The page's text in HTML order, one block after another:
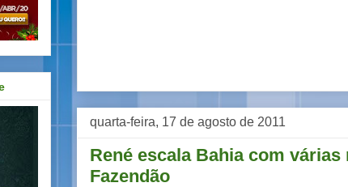
quarta-feira, 17 de agosto de 2011
René escala Bahia com
Fazendão